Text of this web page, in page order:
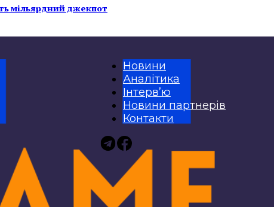
мільярдний джекпот
Новини
Аналітика
Інтерв’ю
Новини партнерів
Контакти